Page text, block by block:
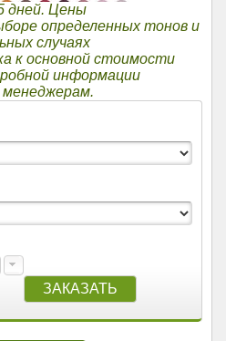
дней. Цены
определенных тонов и
случаях
к основной стоимости
информации